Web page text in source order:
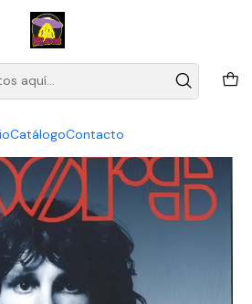
CatálogoContacto
el texto del slide